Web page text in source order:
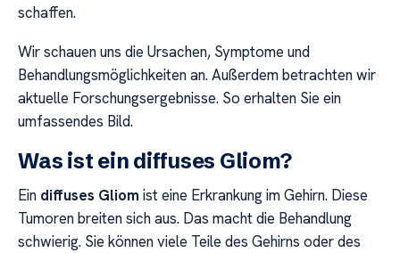
schaffen.
Wir schauen uns die Ursachen, Symptome und
Behandlungsmöglichkeiten an. Außerdem betrachten wir
aktuelle Forschungsergebnisse. So erhalten Sie ein
umfassendes Bild.
Was ist ein diffuses Gliom?
Ein diffuses Gliom ist eine Erkrankung im Gehirn. Diese
Tumoren breiten sich aus. Das macht die Behandlung
schwierig. Sie können viele Teile des Gehirns oder des